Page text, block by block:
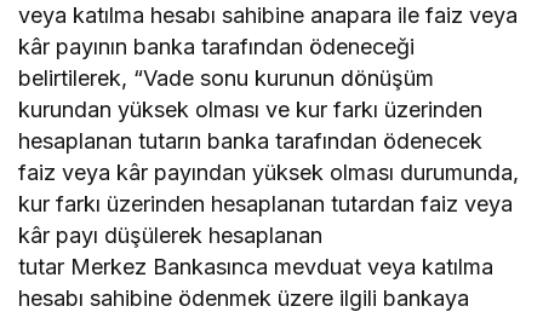
veya katılma hesabı sahibine anapara ile faiz veya
kâr payının banka tarafından ödeneceği
belirtilerek, “Vade sonu kurunun dönüşüm
kurundan yüksek olması ve kur farkı üzerinden
hesaplanan tutarın banka tarafından ödenecek
faiz veya kâr payından yüksek olması durumunda,
kur farkı üzerinden hesaplanan tutardan faiz veya
kâr payı düşülerek hesaplanan
tutar Merkez Bankasınca mevduat veya katılma
hesabı sahibine ödenmek üzere ilgili bankaya